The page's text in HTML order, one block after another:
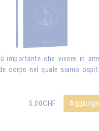
importante che vivere in
corpo nel quale siamo
5.00CHF